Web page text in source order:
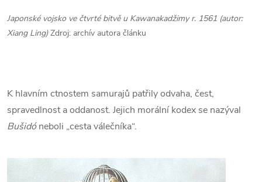
Japonské vojsko ve čtvrté bitvě u Kawanakadžimy r. 1561 (autor:
Xiang Ling)Zdroj: archív autora článku
K hlavním ctnostem samurajů patřily odvaha, čest,
spravedlnost a oddanost. Jejich morální kodex se nazýval
Bušidóneboli „cesta válečníka“.